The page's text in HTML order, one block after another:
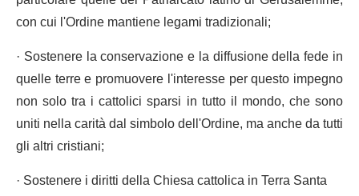
con cui l'Ordine mantiene legami tradizionali;
· Sostenere la conservazione e la diffusione della fede in
quelle terre e promuovere l'interesse per questo impegno
non solo tra i cattolici sparsi in tutto il mondo, che sono
uniti nella carità dal simbolo dell'Ordine, ma anche da tutti
gli altri cristiani;
· Sostenere i diritti della Chiesa cattolica in Terra Santa